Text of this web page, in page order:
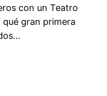
con un Teatro
qué gran primera